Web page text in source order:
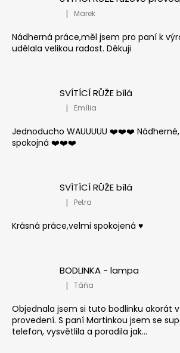
Hodnocení produktu je 5 z 5
| Marek
Nádherná práce,měl jsem pro paní k
udělala velikou radost. Děkuji
SVÍTÍCÍ RŮŽE bílá
Hodnocení produktu je 5 z 5
| Emília
Jednoducho WAUUUUU ❤️❤️❤️
spokojná ❤️❤️❤️
SVÍTÍCÍ RŮŽE bílá
Hodnocení produktu je 5 z 5
| Petra
Krásná práce,velmi spokojená ♥️
BODLINKA - lampa
Hodnocení produktu je 5 z 5
| Táňa
Objednala jsem si tuto bodlinku akorát
provedení. S paní Martinkou jsem se
telefon, vysvětlila a poradila jak...